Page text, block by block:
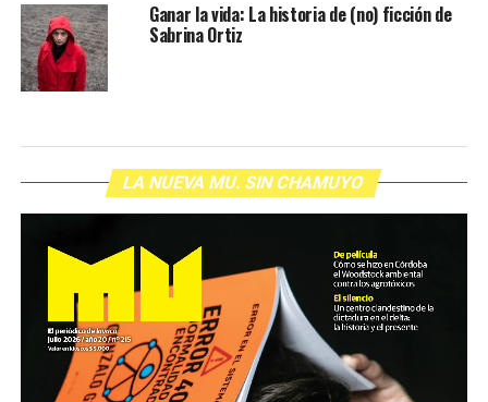
Ganar la vida: La historia de (no) ficción de
Sabrina Ortiz
LA NUEVA MU. SIN CHAMUYO